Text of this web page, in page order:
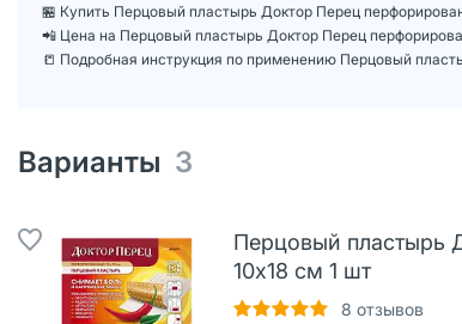
🏪 Купить Перцовый пластырь Доктор Перец
📲 Цена на Перцовый пластырь Доктор Перец
📒 Подробная инструкция по применению Перцовый
Варианты 3
Перцовый пластырь
10х18 см 1 шт
8 отзывов